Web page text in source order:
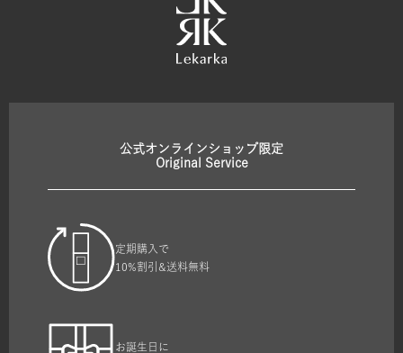
公式オンラインショップ限定
Original Service
定期購入で
10%割引&送料無料
お誕生日に